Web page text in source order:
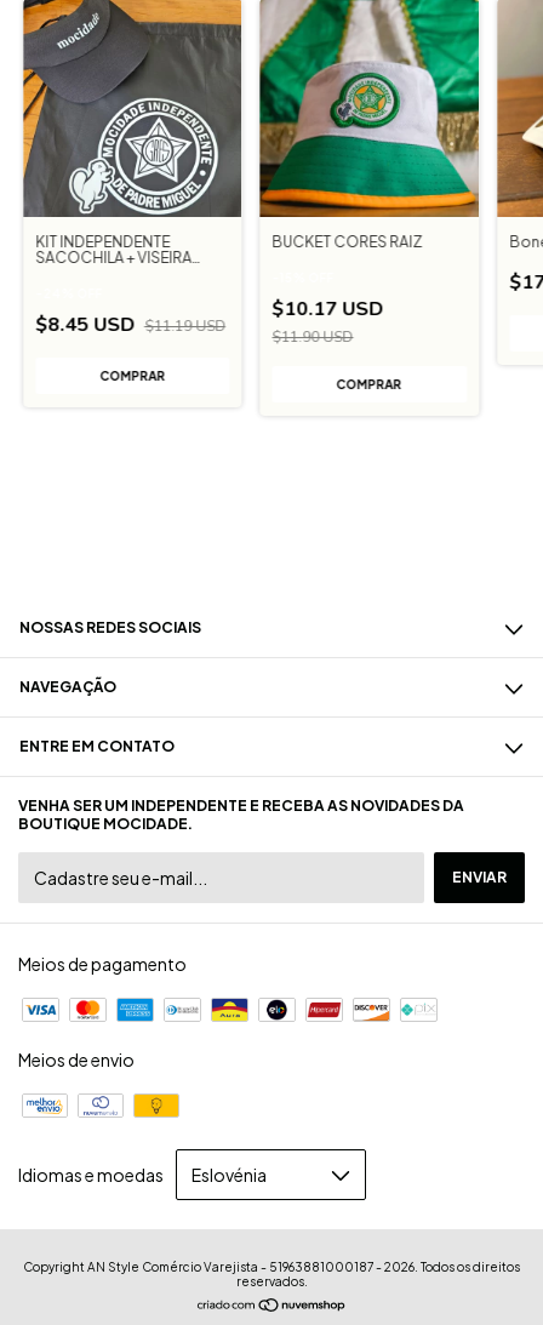
KIT INDEPENDENTE
SACOCHILA + VISEIRA
$8.45 USD $11.19 USD
BUCKET CORES RAIZ
$10.17 USD
$11.90 USD
NOSSAS REDES SOCIAIS
NAVEGAÇÃO
ENTRE EM CONTATO
VENHA SER UM INDEPENDENTE E RECEBA AS NOVIDADES DA
BOUTIQUE MOCIDADE.
Meios de pagamento
Meios de envio
Idiomas e moedas
Copyright AN Style Comércio Varejista - 51963881000187 - 2026. Todos os direitos
reservados.